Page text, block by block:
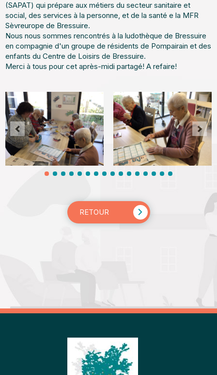
(SAPAT) qui prépare aux métiers du secteur sanitaire et
social, des services à la personne, et de la santé e la MFR
Sèvreurope de Bressuire.
Nous nous sommes rencontrés à la ludothèque de Bressuire
en compagnie d'un groupe de résidents de Pompairain et des
enfants du Centre de Loisirs de Bressuire.
Merci à tous pour cet après-midi partagé! A refaire!
RETOUR